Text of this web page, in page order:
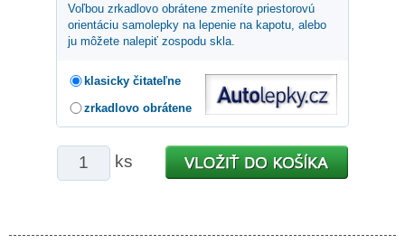
Voľbou zrkadlovo obrátene zmeníte priestorovú
orientáciu samolepky na lepenie na kapotu, alebo
ju môžete nalepiť zospodu skla.
klasicky čitateľne
zrkadlovo obrátene
ks